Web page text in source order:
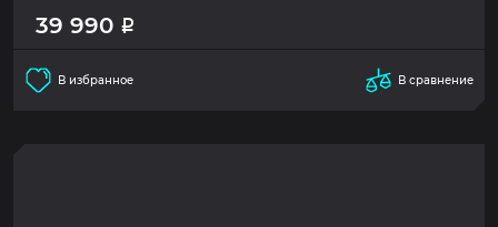
В избранное В сравнение
39 990 Р